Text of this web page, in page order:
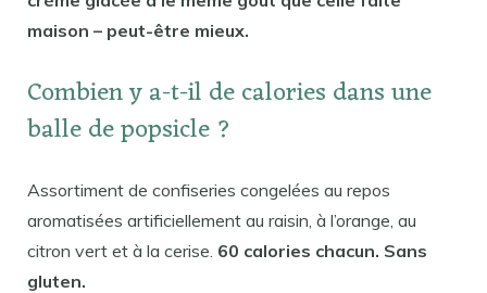
maison – peut-être mieux.
Combien y a-t-il de calories dans une
balle de popsicle ?
Assortiment de confiseries congelées au repos
aromatisées artificiellement au raisin, à l’orange, au
citron vert et à la cerise. 60 calories chacun. Sans
gluten.